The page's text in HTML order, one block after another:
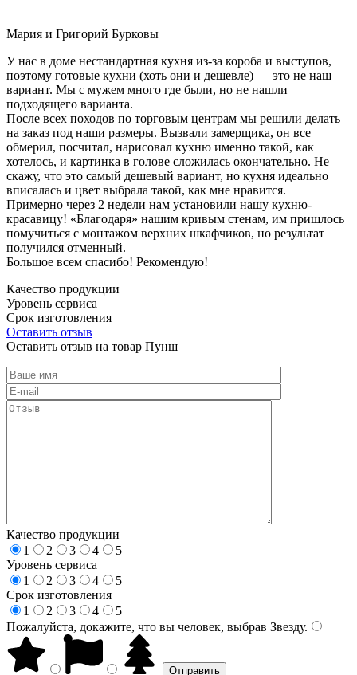
Мария и Григорий Бурковы
У нас в доме нестандартная кухня из-за короба и выступов,
поэтому готовые кухни (хоть они и дешевле) — это не наш
вариант. Мы с мужем много где были, но не нашли
подходящего варианта.
После всех походов по торговым центрам мы решили делать
на заказ под наши размеры. Вызвали замерщика, он все
обмерил, посчитал, нарисовал кухню именно такой, как
хотелось, и картинка в голове сложилась окончательно. Не
скажу, что это самый дешевый вариант, но кухня идеально
вписалась и цвет выбрала такой, как мне нравится.
Примерно через 2 недели нам установили нашу кухню-
красавицу! «Благодаря» нашим кривым стенам, им пришлось
помучиться с монтажом верхних шкафчиков, но результат
получился отменный.
Большое всем спасибо! Рекомендую!
Качество продукции
Уровень сервиса
Срок изготовления
Оставить отзыв
Оставить отзыв на товар Пунш
Качество продукции
1
2 3 4
5
Уровень сервиса
1
2 3 4
5
Срок изготовления
1
2 3 4
5
Пожалуйста, докажите, что вы человек, выбрав Звезду.